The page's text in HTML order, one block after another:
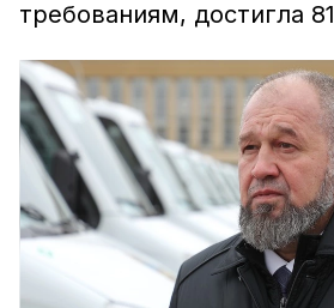
требованиям, достигла